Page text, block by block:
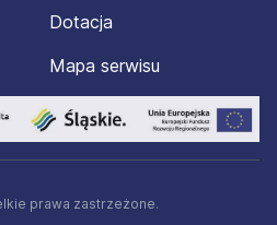
Dotacja
Mapa serwisu
prawa zastrzeżone.